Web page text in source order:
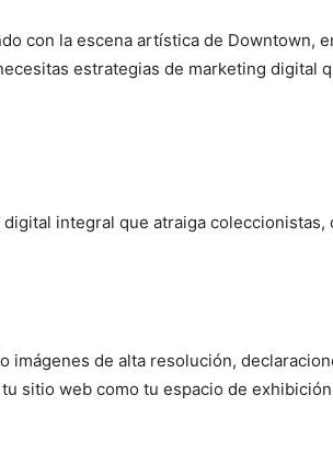
con la escena artística de Downtown,
estrategias de marketing digital
integral que atraiga coleccionistas,
de alta resolución,
sitio web como tu espacio de